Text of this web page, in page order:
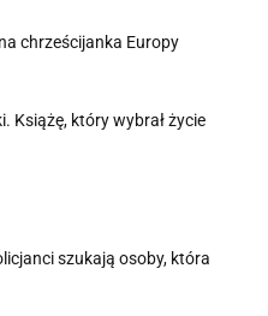
chrześcijanka Europy
Książę, który wybrał życie
szukają osoby, która